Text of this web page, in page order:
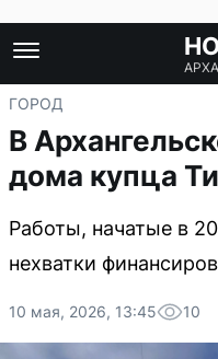
ГОРОД
В
дома купца
Работы, начатые в
нехватки
10 мая, 2026, 13:45 10